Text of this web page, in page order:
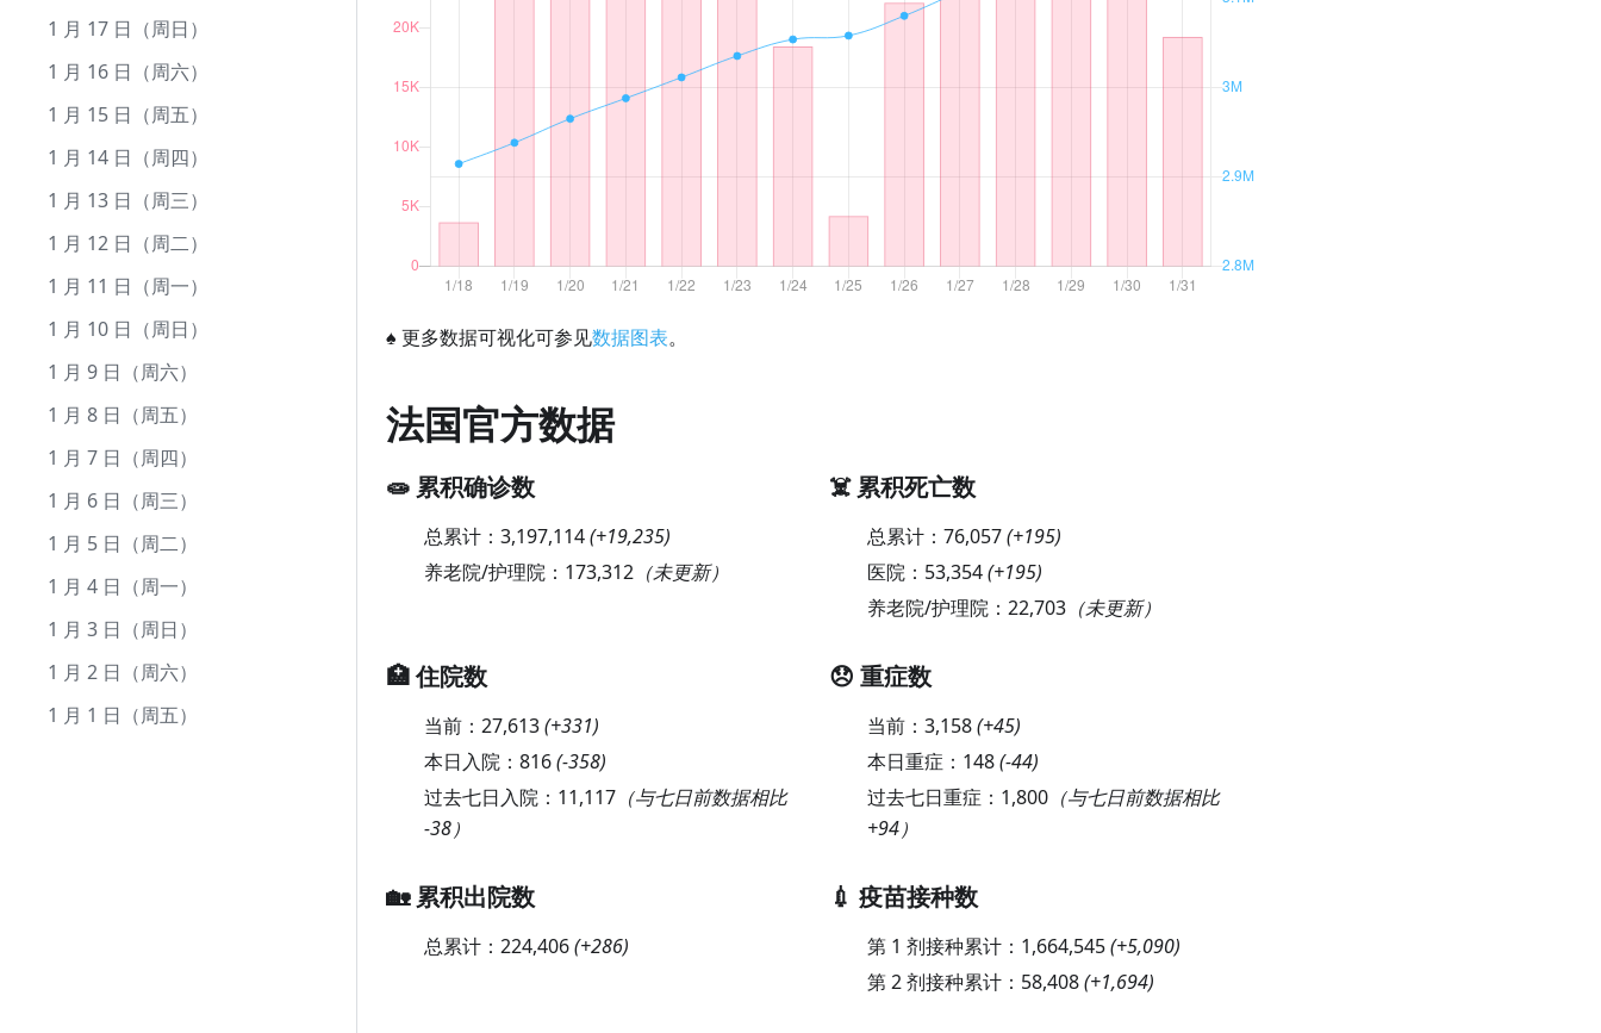
9 月 8 日（周三）
9 月 7 日（周二）
9 月 6 日（周一）
9 月 5 日（周日）
9 月 4 日（周六）
9 月 3 日（周五）
9 月 2 日（周四）
9 月 1 日（周三）
8 月 10 日（周二）
8 月 9 日（周一）
8 月 8 日（周日）
8 月 7 日（周六）
8 月 6 日（周五）
8 月 5 日（周四）
8 月 4 日（周三）
8 月 3 日（周二）
8 月 2 日（周一）
8 月 1 日（周日）
7 月 11 日（周日）
7 月 10 日（周六）
7 月 9 日（周五）
7 月 8 日（周四）
7 月 7 日（周三）
7 月 6 日（周二）
7 月 5 日（周一）
7 月 4 日（周日）
7 月 3 日（周六）
7 月 2 日（周五）
7 月 1 日（周四）
6 月 11 日（周五）
6 月 10 日（周四）
6 月 9 日（周三）
6 月 8 日（周二）
6 月 7 日（周一）
6 月 6 日（周日）
6 月 5 日（周六）
6 月 4 日（周五）
6 月 3 日（周四）
6 月 2 日（周三）
6 月 1 日（周二）
5 月 13 日（周四）
5 月 12 日（周三）
5 月 11 日（周二）
5 月 10 日（周一）
5 月 9 日（周日）
5 月 8 日（周六）
5 月 7 日（周五）
5 月 6 日（周四）
5 月 5 日（周三）
5 月 4 日（周二）
5 月 3 日（周一）
5 月 2 日（周日）
5 月 1 日（周六）
4 月 13 日（周二）
4 月 12 日（周一）
4 月 11 日（周日）
4 月 10 日（周六）
4 月 9 日（周五）
4 月 8 日（周四）
4 月 7 日（周三）
4 月 6 日（周二）
4 月 5 日（周一）
4 月 4 日（周日）
4 月 3 日（周六）
4 月 2 日（周五）
4 月 1 日（周四）
3 月 15 日（周一）
3 月 14 日（周日）
3 月 13 日（周六）
3 月 12 日（周五）
3 月 11 日（周四）
3 月 10 日（周三）
3 月 9 日（周二）
3 月 8 日（周一）
3 月 7 日（周日）
3 月 6 日（周六）
3 月 5 日（周五）
3 月 4 日（周四）
3 月 3 日（周三）
3 月 2 日（周二）
3 月 1 日（周一）
2 月 13 日（周六）
2 月 12 日（周五）
2 月 11 日（周四）
2 月 10 日（周三）
2 月 9 日（周二）
2 月 8 日（周一）
2 月 7 日（周日）
2 月 6 日（周六）
2 月 5 日（周五）
2 月 4 日（周四）
2 月 3 日（周三）
2 月 2 日（周二）
2 月 1 日（周一）
1 月 17 日（周日）
1 月 16 日（周六）
1 月 15 日（周五）
1 月 14 日（周四）
1 月 13 日（周三）
1 月 12 日（周二）
1 月 11 日（周一）
1 月 10 日（周日）
1 月 9 日（周六）
1 月 8 日（周五）
1 月 7 日（周四）
1 月 6 日（周三）
1 月 5 日（周二）
1 月 4 日（周一）
1 月 3 日（周日）
1 月 2 日（周六）
1 月 1 日（周五）
♠ 更多数据可视化可参见数据图表。
法国官方数据
🧫 累积确诊数
总累计： 3,197,114(+19,235)
养老院/护理院： 173,312 （未更新）
☠️ 累积死亡数
总累计： 76,057(+195)
医院： 53,354(+195)
养老院/护理院： 22,703（未更新）
🏥 住院数
当前： 27,613(+331)
本日入院： 816(-358)
过去七日入院： 11,117 （与七日前数据相比
-38）
😞 重症数
当前： 3,158(+45)
本日重症： 148(-44)
过去七日重症： 1,800（与七日前数据相比
+94）
🏡 累积出院数
总累计： 224,406(+286)
💉 疫苗接种数
第 1 剂接种累计： 1,664,545(+5,090)
第 2 剂接种累计： 58,408(+1,694)